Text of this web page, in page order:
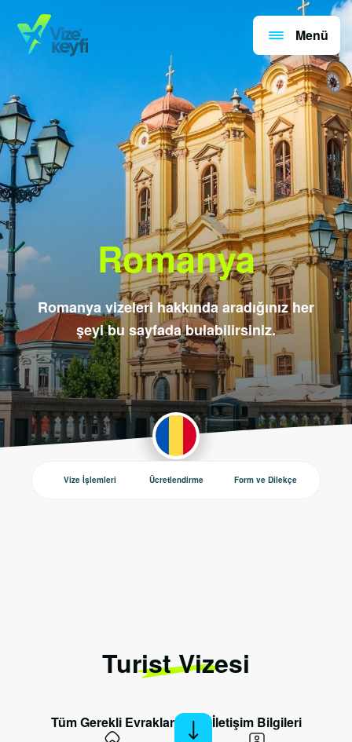
Menü
Romanya
Romanya vizeleri hakkında aradığınız her
şeyi bu sayfada bulabilirsiniz.
Vize İşlemleri Ücretlendirme Form ve Dilekçe
Turist Vizesi
Tüm Gerekli Evraklar İletişim Bilgileri